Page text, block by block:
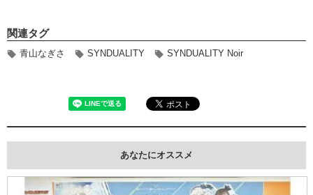
関連タグ
青山なぎさ SYNDUALITY SYNDUALITY Noir
あなたにオススメ